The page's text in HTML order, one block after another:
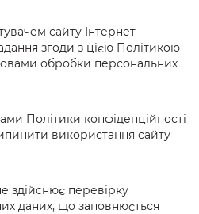
сайту Інтернет –
згоди з цією Політикою
обробки персональних
Політики конфіденційності
використання сайту
здійснює перевірку
даних, що заповнюється